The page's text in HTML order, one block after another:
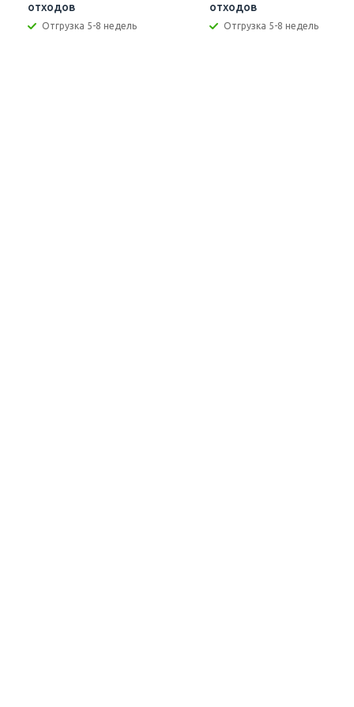
отходов
Отгрузка 5-8 недель
отходов
Отгрузка 5-8 недель